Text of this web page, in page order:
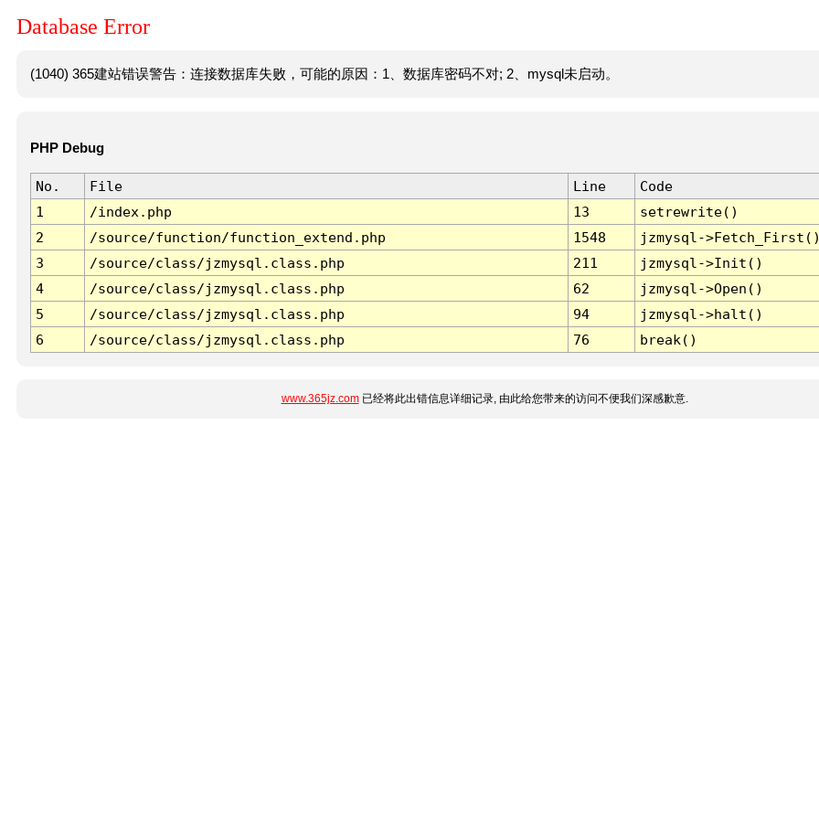
Database Error
(1040) 365建站错误警告：连接数据库失败，可能的原因：1、数据库密码不对; 2、mysql未启动。
PHP Debug
No. File Line
Code
1
/index.php 13
setrewrite()
2
/source/function/function_extend.php 1548
jzmysql-
3
/source/class/jzmysql.class.php 211
jzmysql->Init()
4
/source/class/jzmysql.class.php 62
jzmysql->Open()
5
/source/class/jzmysql.class.php 94
jzmysql->halt()
6
/source/class/jzmysql.class.php 76 break()
www.365jz.com已经将此出错信息详细记录, 由此给您带来的访问不便我们深感歉意.